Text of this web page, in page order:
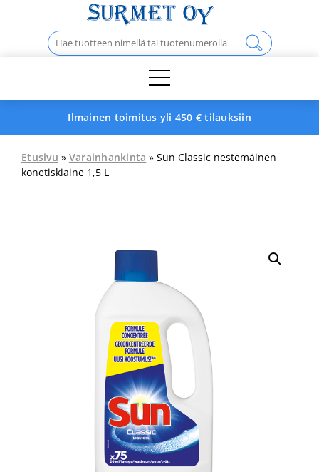
Haku:
Ilmainen toimitus yli 450 € tilauksiin
Etusivu » Varainhankinta » Sun Classic nestemäinen
konetiskiaine 1,5 L